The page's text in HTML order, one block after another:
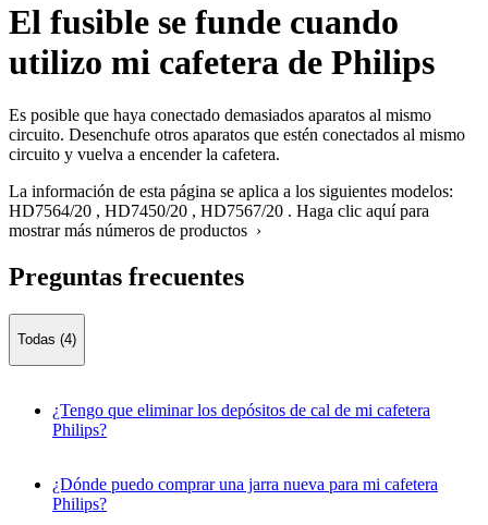
El fusible se funde cuando
utilizo mi cafetera de Philips
Es posible que haya conectado demasiados aparatos al mismo
circuito. Desenchufe otros aparatos que estén conectados al mismo
circuito y vuelva a encender la cafetera.
La información de esta página se aplica a los siguientes modelos:
HD7564/20 , HD7450/20 , HD7567/20 . Haga clic aquí para
mostrar más números de productos ›
Preguntas frecuentes
Todas (4)
¿Tengo que eliminar los depósitos de cal de mi cafetera
Philips?
¿Dónde puedo comprar una jarra nueva para mi cafetera
Philips?